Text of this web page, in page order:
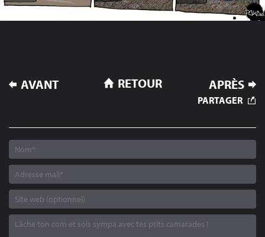
NAVIGATION
DE
AVANT APRÈS
RETOUR
PARTAGER